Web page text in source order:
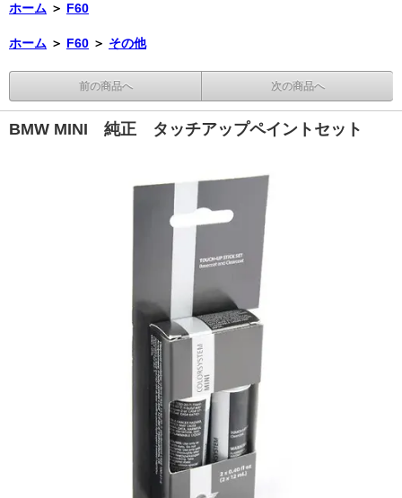
ホーム ＞ F60
ホーム ＞ F60 ＞ その他
前の商品へ 次の商品へ
BMW MINI 純正 タッチアップペイントセット